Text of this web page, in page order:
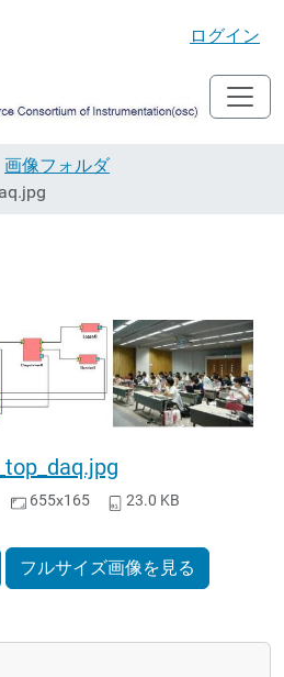
ログイン
画像フォルダ
655x165 23.0 KB
フルサイズ画像を見る